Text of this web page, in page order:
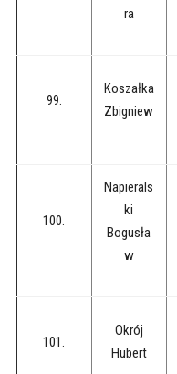
ra
99.
Koszałka
Zbigniew
100.
Napierals
ki
Bogusła
w
101.
Okrój
Hubert